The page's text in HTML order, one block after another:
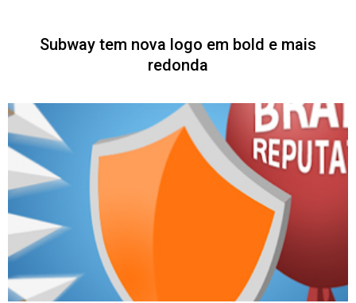
Subway tem nova logo em bold e mais
redonda